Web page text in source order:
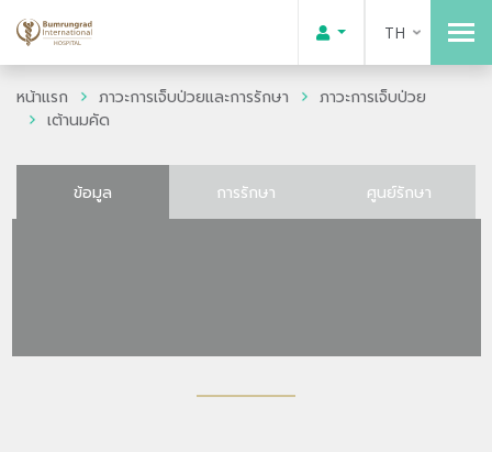
TH
หน้าแรก ภาวะการเจ็บป่วยและการรักษา
ภาวะการเจ็บป่วย
เต้านมคัด
ข้อมูล การรักษา ศูนย์รักษา